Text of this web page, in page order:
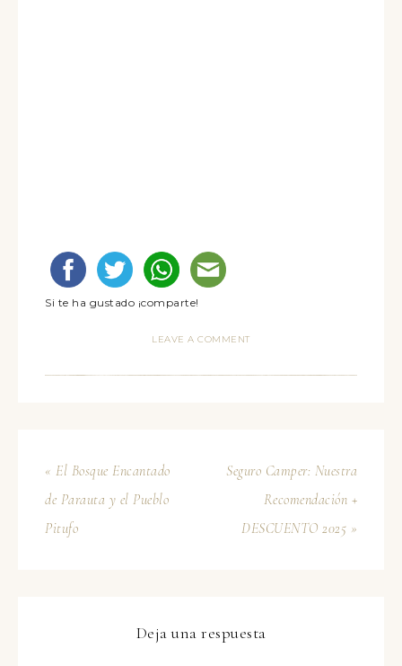
Si te ha gustado ¡comparte!
LEAVE A COMMENT
« El Bosque Encantado
de Parauta y el Pueblo
Pitufo
Seguro Camper: Nuestra
Recomendación +
DESCUENTO 2025 »
Deja una respuesta